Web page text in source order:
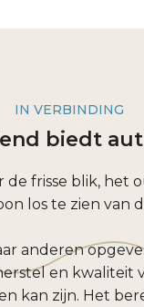
IN VERBINDING
biedt
de frisse blik,
los te zien van
anderen
en kwaliteit
kan zijn. Het